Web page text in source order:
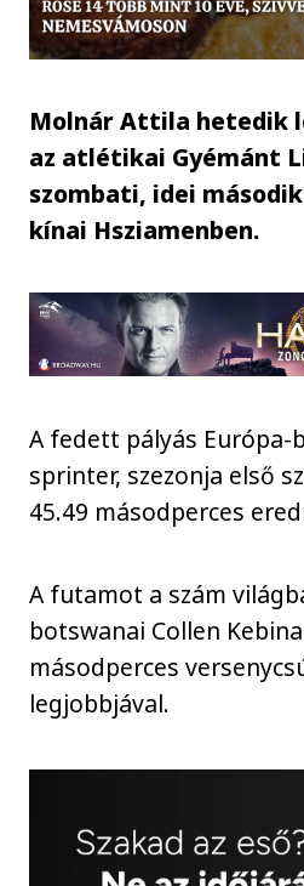
Molnár Attila hetedik
az atlétikai Gyémánt
szombati, idei
kínai Hsziamenben.
A fedett pályás Európa-
sprinter, szezonja első
45.49 másodperces
A futamot a szám
botswanai Collen
másodperces
legjobbjával.